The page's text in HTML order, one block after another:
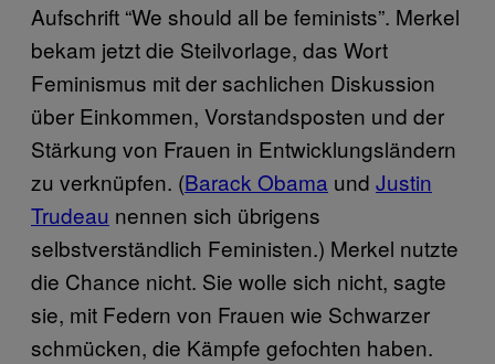
Aufschrift “We should all be feminists”. Merkel
bekam jetzt die Steilvorlage, das Wort
Feminismus mit der sachlichen Diskussion
über Einkommen, Vorstandsposten und der
Stärkung von Frauen in Entwicklungsländern
zu verknüpfen. (Barack Obama und Justin
Trudeau nennen sich übrigens
selbstverständlich Feministen.) Merkel nutzte
die Chance nicht. Sie wolle sich nicht, sagte
sie, mit Federn von Frauen wie Schwarzer
schmücken, die Kämpfe gefochten haben.